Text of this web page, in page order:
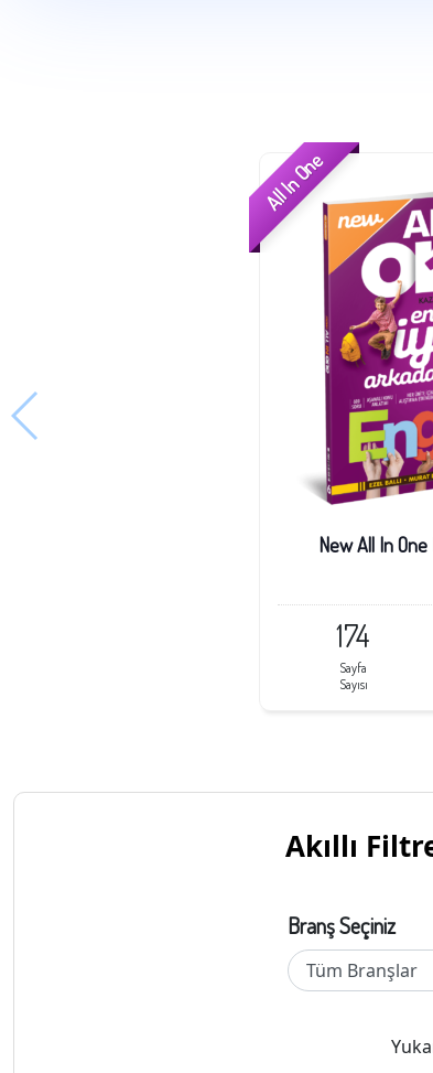
All In One
New All In One
174
Sayfa
Sayısı
Akıllı
Branş Seçiniz